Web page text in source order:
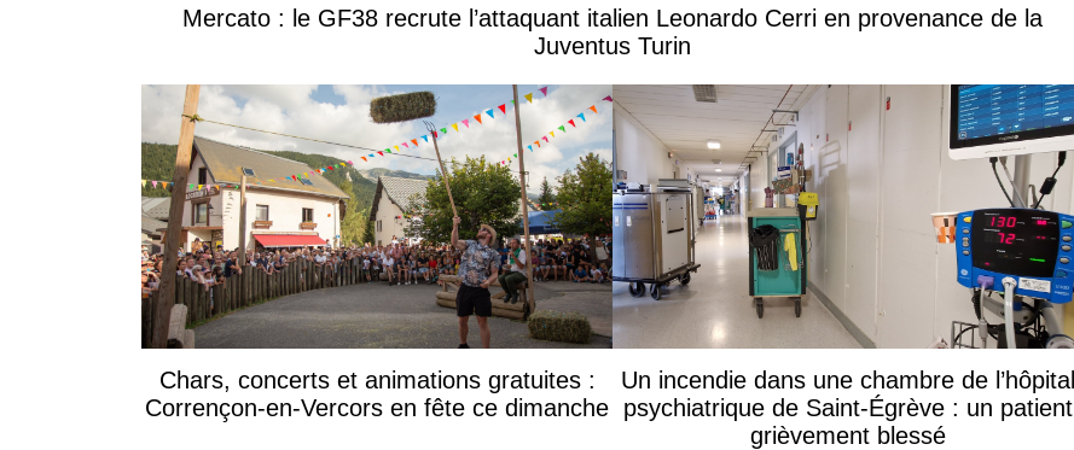
Mercato : le GF38 recrute l’attaquant italien Leonardo Cerri en provenance de la
Juventus Turin
Chars, concerts et animations gratuites :
Corrençon-en-Vercors en fête ce dimanche
Un incendie dans une chambre de l’hôpital
psychiatrique de Saint-Égrève : un patient
grièvement blessé